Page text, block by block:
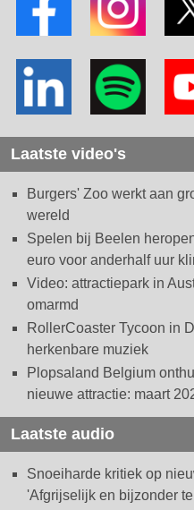
Laatste video's
Burgers' Zoo werkt aan
wereld
Spelen bij Beelen
euro voor anderhalf uur
Video: attractiepark in
omarmd
RollerCoaster Tycoon in
herkenbare muziek
Plopsaland Belgium
nieuwe attractie: maart
Laatste audio
Snoeiharde kritiek op
'Afgrijselijk en bijzonder